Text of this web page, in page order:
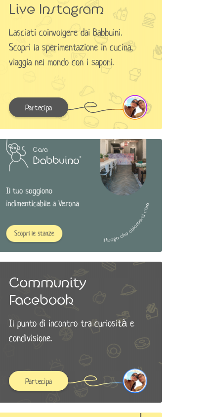
Live Instagram
Lasciati coinvolgere dai Babbuini.
Scopri la sperimentazione in cucina,
viaggia nel mondo con i sapori.
Partecipa
Community
Facebook
Il punto di incontro tra curiosità e
condivisione.
Partecipa